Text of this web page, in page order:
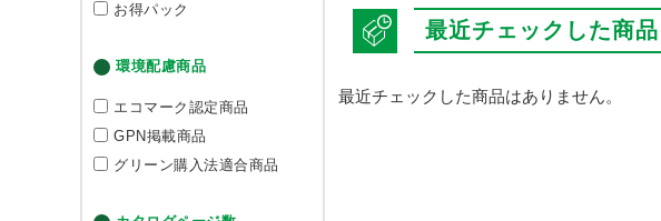
お得パック
環境配慮商品
エコマーク認定商品
GPN掲載商品
グリーン購入法適合商品
最近チェックした商品
最近チェックした商品はありません。